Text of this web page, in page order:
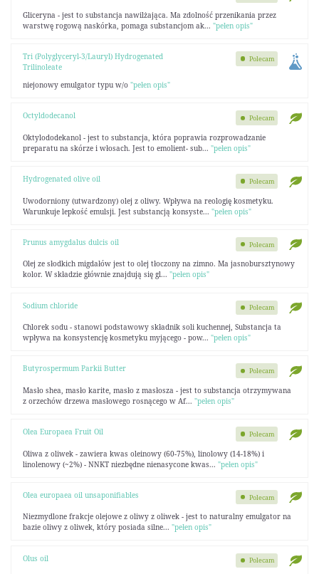
Gliceryna - jest to substancja nawilżająca. Ma zdolność przenikania przez
warstwę rogową naskórka, pomaga substancjom ak... "pełen opis"
Tri (Polyglyceryl-3/Lauryl) Hydrogenated
Trilinoleate
niejonowy emulgator typu w/o "pełen opis"
Polecam
Octyldodecanol
Oktylododekanol - jest to substancja, która poprawia rozprowadzanie
preparatu na skórze i włosach. Jest to emolient- sub... "pełen opis"
Polecam
Hydrogenated olive oil
Uwodorniony (utwardzony) olej z oliwy. Wpływa na reologię kosmetyku.
Warunkuje lepkość emulsji. Jest substancją konsyste... "pełen opis"
Polecam
Prunus amygdalus dulcis oil
Olej ze słodkich migdałów jest to olej tłoczony na zimno. Ma jasnobursztynowy
kolor. W składzie głównie znajdują się gl... "pełen opis"
Polecam
Sodium chloride
Chlorek sodu - stanowi podstawowy składnik soli kuchennej, Substancja ta
wpływa na konsystencję kosmetyku myjącego - pow... "pełen opis"
Polecam
Butyrospermum Parkii Butter
Masło shea, masło karite, masło z masłosza - jest to substancja otrzymywana
z orzechów drzewa masłowego rosnącego w Af... "pełen opis"
Polecam
Olea Europaea Fruit Oil
Oliwa z oliwek - zawiera kwas oleinowy (60-75%), linolowy (14-18%) i
linolenowy (~2%) - NNKT niezbędne nienasycone kwas... "pełen opis"
Polecam
Olea europaea oil unsaponifiables
Niezmydlone frakcje olejowe z oliwy z oliwek - jest to naturalny emulgator na
bazie oliwy z oliwek, który posiada silne... "pełen opis"
Polecam
Olus oil Polecam